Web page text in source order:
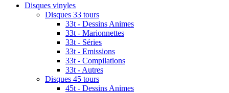
Disques vinyles
Disques 33 tours
33t - Dessins Animes
33t - Marionnettes
33t - Séries
33t - Emissions
33t - Compilations
33t - Autres
Disques 45 tours
45t - Dessins Animes